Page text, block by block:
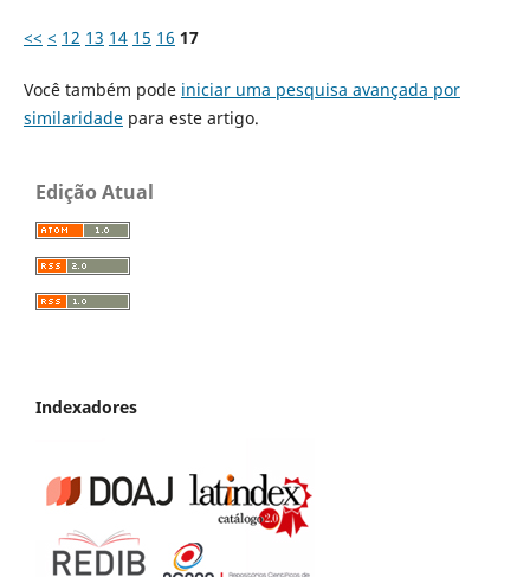
<< < 12 13 14 15 16 17
Você também pode iniciar uma pesquisa avançada por
similaridadepara este artigo.
Edição Atual
Indexadores